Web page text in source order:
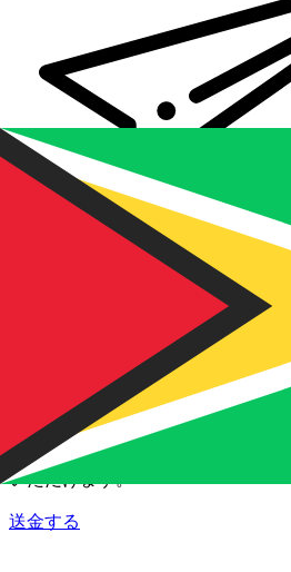
Xe 国際送金
オンラインの送金が迅速、安全、
追跡と通知に加え、柔軟な配信と
いただけます。
送金する